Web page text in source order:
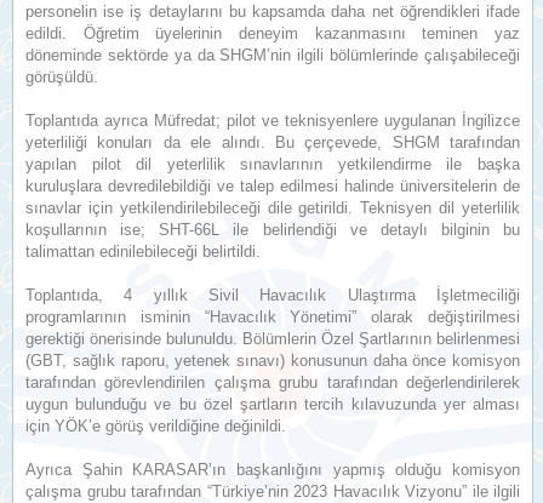
personelin ise iş detaylarını bu kapsamda daha net öğrendikleri ifade
edildi. Öğretim üyelerinin deneyim kazanmasını teminen yaz
döneminde sektörde ya da SHGM’nin ilgili bölümlerinde çalışabileceği
görüşüldü.
Toplantıda ayrıca Müfredat; pilot ve teknisyenlere uygulanan İngilizce
yeterliliği konuları da ele alındı. Bu çerçevede, SHGM tarafından
yapılan pilot dil yeterlilik sınavlarının yetkilendirme ile başka
kuruluşlara devredilebildiği ve talep edilmesi halinde üniversitelerin de
sınavlar için yetkilendirilebileceği dile getirildi. Teknisyen dil yeterlilik
koşullarının ise; SHT-66L ile belirlendiği ve detaylı bilginin bu
talimattan edinilebileceği belirtildi.
Toplantıda, 4 yıllık Sivil Havacılık Ulaştırma İşletmeciliği
programlarının isminin “Havacılık Yönetimi” olarak değiştirilmesi
gerektiği önerisinde bulunuldu. Bölümlerin Özel Şartlarının belirlenmesi
(GBT, sağlık raporu, yetenek sınavı) konusunun daha önce komisyon
tarafından görevlendirilen çalışma grubu tarafından değerlendirilerek
uygun bulunduğu ve bu özel şartların tercih kılavuzunda yer alması
için YÖK’e görüş verildiğine değinildi.
Ayrıca Şahin KARASAR’ın başkanlığını yapmış olduğu komisyon
çalışma grubu tarafından “Türkiye’nin 2023 Havacılık Vizyonu” ile ilgili